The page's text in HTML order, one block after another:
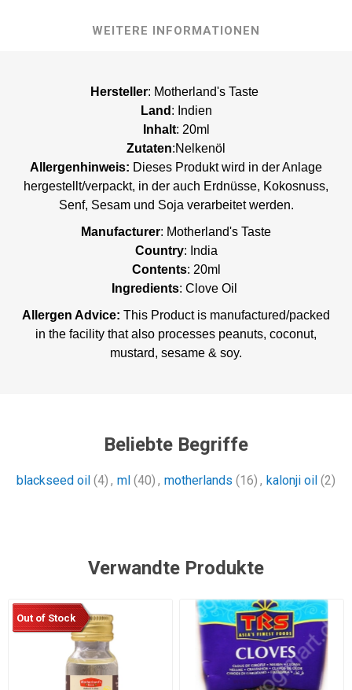
WEITERE INFORMATIONEN
Hersteller: Motherland's Taste
Land : Indien
Inhalt: 20ml
Zutaten:Nelkenöl
Allergenhinweis: Dieses Produkt wird in der Anlage
hergestellt/verpackt, in der auch Erdnüsse, Kokosnuss,
Senf, Sesam und Soja verarbeitet werden.
Manufacturer: Motherland's Taste
Country: India
Contents: 20ml
Ingredients: Clove Oil
Allergen Advice: This Product is manufactured/packed
in the facility that also processes peanuts, coconut,
mustard, sesame & soy.
Beliebte Begriffe
blackseed oil (4) , ml (40) , motherlands (16) , kalonji oil (2)
Verwandte Produkte
Out of Stock